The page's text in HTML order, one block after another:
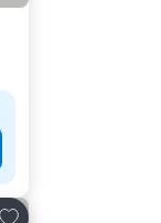
Adicionar aos